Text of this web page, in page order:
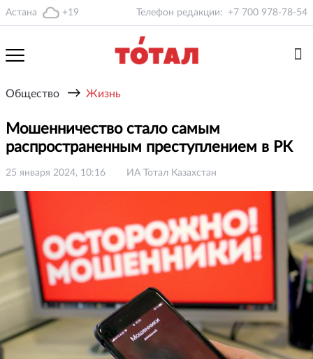
Астана +19 Телефон редакции: +7 700 978-78-54
Общество → Жизнь
Мошенничество стало самым
распространенным преступлением в РК
25 января 2024, 10:16 ИА Тотал Казахстан